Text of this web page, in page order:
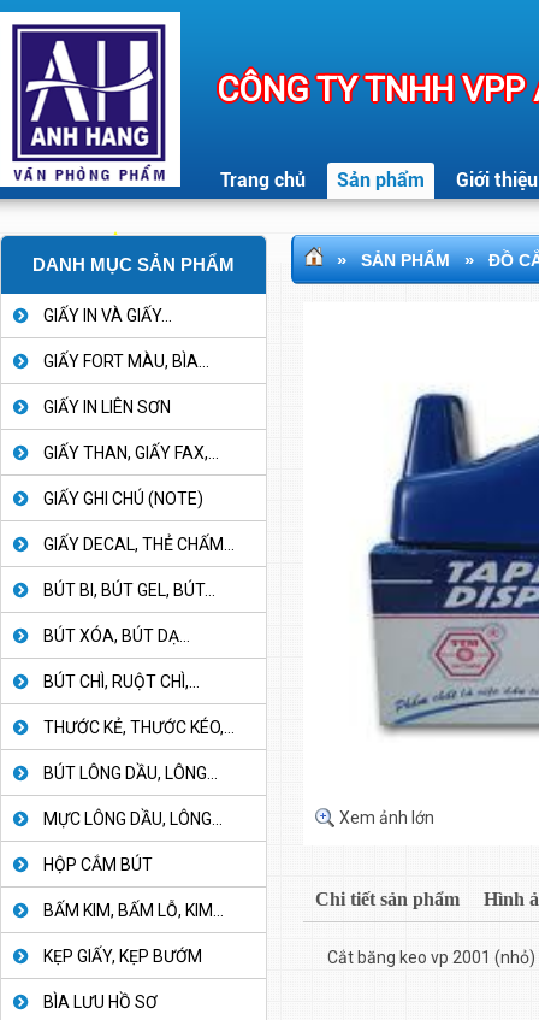
CÔNG TY TNHH
Trang chủ Sản phẩm Giới thiệu
DANH MỤC SẢN PHẨM
GIẤY IN VÀ GIẤY...
GIẤY FORT MÀU, BÌA...
GIẤY IN LIÊN SƠN
GIẤY THAN, GIẤY FAX,...
GIẤY GHI CHÚ (NOTE)
GIẤY DECAL, THẺ CHẤM...
BÚT BI, BÚT GEL, BÚT...
BÚT XÓA, BÚT DẠ...
BÚT CHÌ, RUỘT CHÌ,...
THƯỚC KẺ, THƯỚC KÉO,...
BÚT LÔNG DẦU, LÔNG...
MỰC LÔNG DẦU, LÔNG...
HỘP CẮM BÚT
BẤM KIM, BẤM LỖ, KIM...
KẸP GIẤY, KẸP BƯỚM
BÌA LƯU HỒ SƠ
» SẢN PHẨM » ĐỒ
Xem ảnh lớn
Chi tiết sản phẩm Hình
Cắt băng keo vp 2001 (nhỏ)